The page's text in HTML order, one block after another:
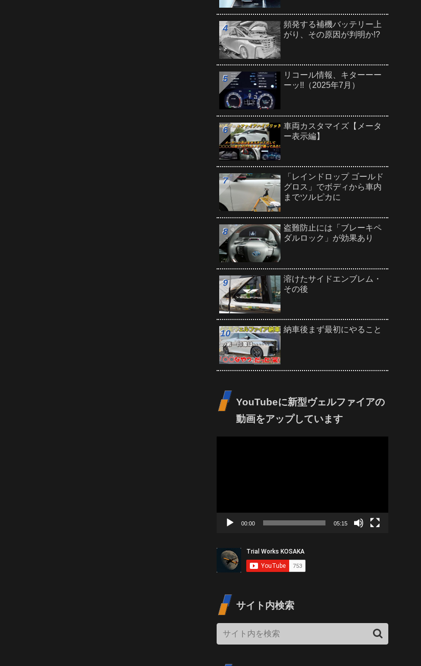
頻発する補機バッテリー上
がり、その原因が判明か!?
リコール情報、キターーー
ーッ!!（2025年7月）
車両カスタマイズ【メータ
ー表示編】
「レインドロップ ゴールド
グロス」でボディから車内
までツルピカに
盗難防止には「ブレーキペ
ダルロック」が効果あり
溶けたサイドエンブレム・
その後
納車後まず最初にやること
YouTubeに新型ヴェルファイアの
動画をアップしています
ヤ
00:00 05:15
サイト内検索